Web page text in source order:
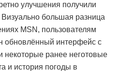
улучшения получили
большая разница
MSN, пользователям
обновлённый интерфейс с
ранее неготовые
и история погоды в